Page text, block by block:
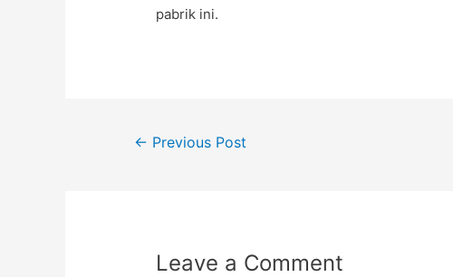
pabrik ini.
← Previous Post
Leave a Comment